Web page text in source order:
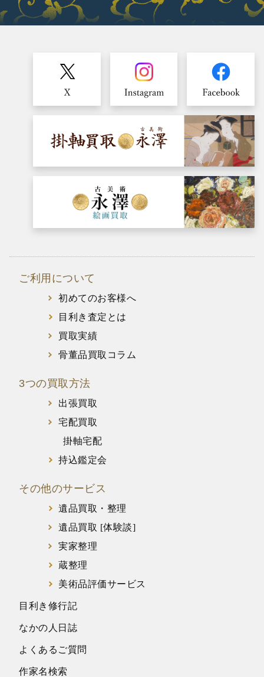
ご利用について
初めてのお客様へ
目利き査定とは
買取実績
骨董品買取コラム
3つの買取方法
出張買取
宅配買取
掛軸宅配
持込鑑定会
その他のサービス
遺品買取・整理
遺品買取 [体験談]
実家整理
蔵整理
美術品評価サービス
目利き修行記
なかの人日誌
よくあるご質問
作家名検索